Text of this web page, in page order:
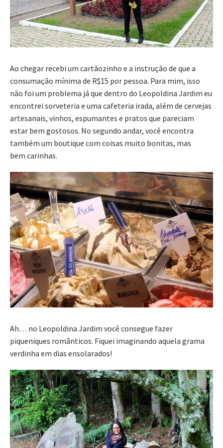
Ao chegar recebi um cartãozinho e a instrução de que a
consumação mínima de R$15 por pessoa. Para mim, isso
não foi um problema já que dentro do Leopoldina Jardim eu
encontrei sorveteria e uma cafeteria irada, além de cervejas
artesanais, vinhos, espumantes e pratos que pareciam
estar bem gostosos. No segundo andar, você encontra
também um boutique com coisas muito bonitas, mas
bem carinhas.
Ah… no Leopoldina Jardim você consegue fazer
piqueniques românticos. Fiquei imaginando aquela grama
verdinha em dias ensolarados!